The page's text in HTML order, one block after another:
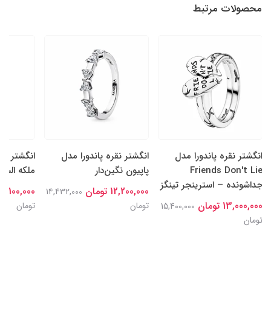
محصولات مرتبط
انگشتر نقره پاندورا مدل
Friends Don't Lie
جداشونده – استرینجر تینگز
13,000,000 تومان
15,400,000
تومان
انگشتر نقره پاندورا مدل
پاپیون نگین‌دار
12,200,000 تومان
14,432,000
تومان
انگشتر
ملکه
15,100,000
تومان